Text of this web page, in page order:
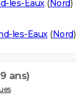
les-Eaux( Nord)
les-Eaux(Nord)
ans)